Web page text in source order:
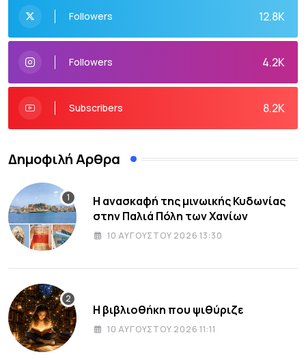
12.8K
Followers
4.2K
Followers
8.2K
Subscribers
Δημοφιλή Αρθρα
Η ανασκαφή της μινωικής Κυδωνίας
στην Παλιά Πόλη των Χανίων
10 ΑΥΓΟΎΣΤΟΥ 2026 13:30
Η βιβλιοθήκη που ψιθύριζε
10 ΑΥΓΟΎΣΤΟΥ 2026 11:11